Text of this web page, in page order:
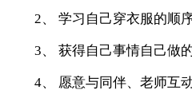
2、 学习自己穿衣服的顺
3、 获得自己事情自己做
4、 愿意与同伴、老师互